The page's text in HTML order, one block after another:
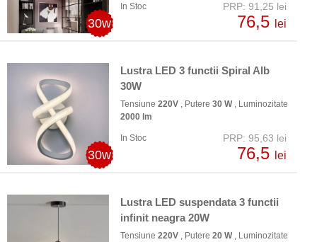
30w
In Stoc PRP: 91,25 lei
76,5 lei
30w
Lustra LED 3 functii Spiral Alb
30W
Tensiune 220V , Putere 30 W, Luminozitate
2000 lm
In Stoc PRP: 95,63 lei
76,5 lei
Lustra LED suspendata 3 functii
infinit neagra 20W
Tensiune 220V , Putere 20 W, Luminozitate